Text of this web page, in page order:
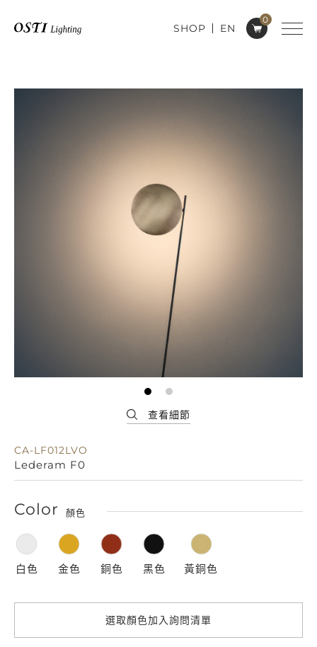
0
SHOP EN
CA-LF012LVO
Lederam F0
Color 顏色
白色 金色 銅色 黑色 黃銅色
選取顏色加入詢問清單